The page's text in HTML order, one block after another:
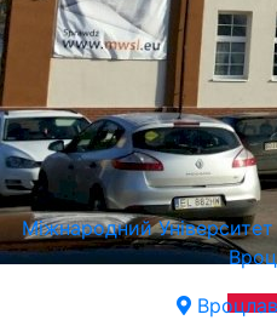
Міжнародний